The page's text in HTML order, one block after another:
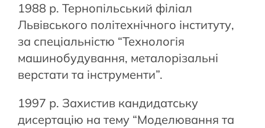
1988 р. Тернопільський філіал
Львівського політехнічного інституту,
за спеціальністю “Технологія
машинобудування, металорізальні
верстати та інструменти”.
1997 р. Захистив кандидатську
дисертацію на тему “Моделювання та